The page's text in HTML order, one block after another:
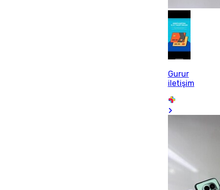
Gurur
iletişim